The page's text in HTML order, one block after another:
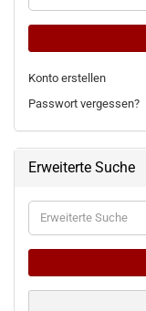
Konto erstellen
Passwort vergessen?
Erweiterte Suche
Erweiterte
Suche